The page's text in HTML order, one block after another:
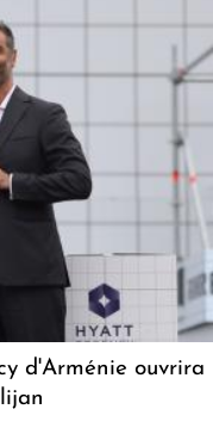
d'Arménie ouvrira